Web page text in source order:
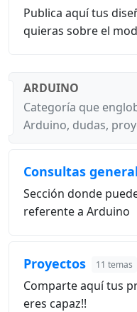
Publica aquí tus
quieras sobre el
ARDUINO
Categoría que
Arduino, dudas,
Consultas
Sección donde
referente a Arduino
Proyectos 11 temas
Comparte aquí tus
eres capaz!!